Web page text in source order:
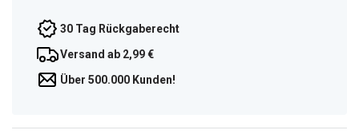
30 Tag Rückgaberecht
Versand ab 2,99 €
Über 500.000 Kunden!